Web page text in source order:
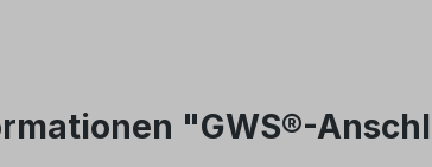
"GWS®-